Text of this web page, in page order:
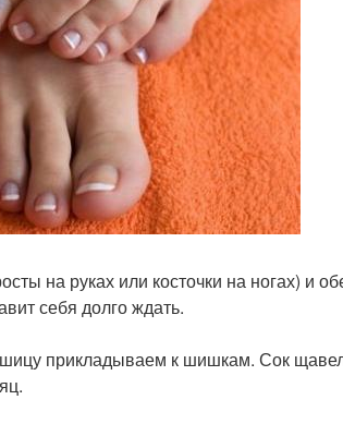
на руках или косточки на ногах) и
себя долго ждать.
прикладываем к шишкам. Сок